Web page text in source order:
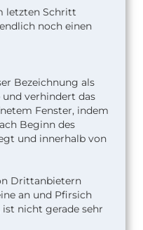
letzten Schritt
noch einen
Bezeichnung als
verhindert das
Fenster, indem
Beginn des
und innerhalb von
Drittanbietern
an und Pfirsich
nicht gerade sehr